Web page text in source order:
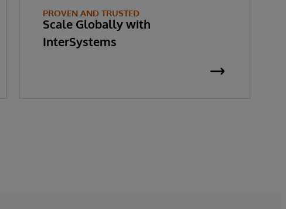
PROVEN AND TRUSTED
Scale Globally with
InterSystems